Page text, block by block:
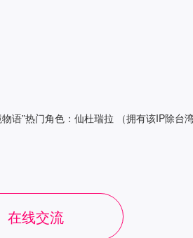
语”热门角色：仙杜瑞拉 （拥有该IP除台
在线交流